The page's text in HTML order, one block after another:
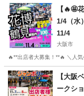
【🔥🤩
1/4（水
11/4
大阪市
🔥**出店者大募集！**🔥 ＼人
大阪 大阪市 フリー
【大阪
ークシ